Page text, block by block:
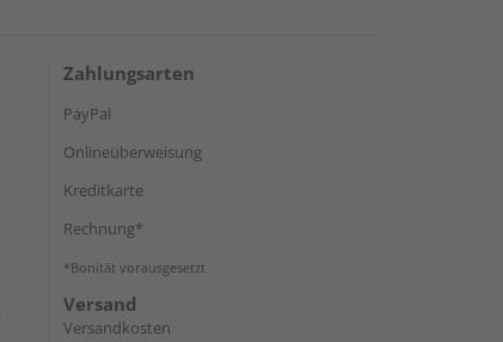
Zahlungsarten
PayPal
Onlineüberweisung
Kreditkarte
Rechnung*
*Bonität vorausgesetzt
Versand
Versandkosten